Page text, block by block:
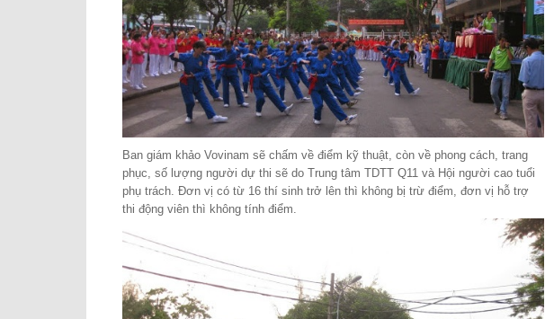
Ban giám khảo Vovinam sẽ chấm về điểm kỹ thuật, còn về phong cách, trang
phục, số lượng người dự thi sẽ do Trung tâm TDTT Q11 và Hội người cao tuổi
phụ trách. Đơn vị có từ 16 thí sinh trở lên thì không bị trừ điểm, đơn vị hỗ trợ
thi động viên thì không tính điểm.